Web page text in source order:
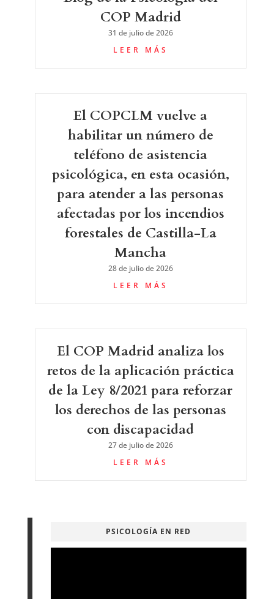
COP Madrid
31 de julio de 2026
LEER MÁS
El COPCLM vuelve a
habilitar un número de
teléfono de asistencia
psicológica, en esta ocasión,
para atender a las personas
afectadas por los incendios
forestales de Castilla-La
Mancha
28 de julio de 2026
LEER MÁS
El COP Madrid analiza los
retos de la aplicación práctica
de la Ley 8/2021 para reforzar
los derechos de las personas
con discapacidad
27 de julio de 2026
LEER MÁS
PSICOLOGÍA EN RED